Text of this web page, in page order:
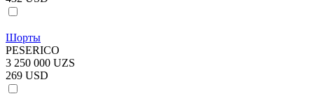
Шорты
PESERICO
3 250 000 UZS
269 USD